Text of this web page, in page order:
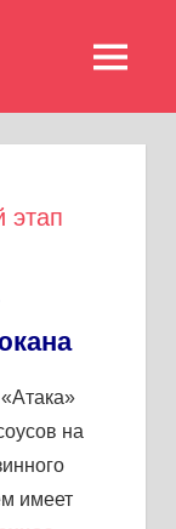
MENU
этап
на
имеет